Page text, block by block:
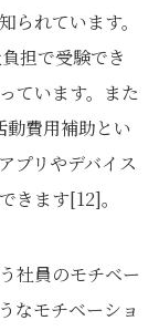
られています。
担で受験でき
ています。また
動費用補助とい
プリやデバイス
きます[12]。
社員のモチベー
なモチベーショ